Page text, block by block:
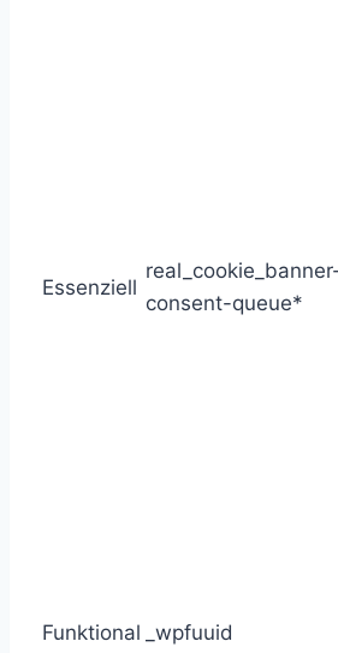
Essenziell
consent-queue*
Funktional _wpfuuid